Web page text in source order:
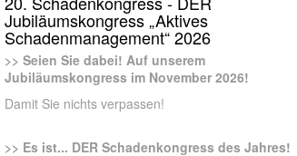
Jubiläumskongress „Aktives
Schadenmanagement“ 2026
>> Seien Sie dabei! Auf unserem
Jubiläumskongress im November 2026!
Damit Sie nichts verpassen!
>> Es ist... DER Schadenkongress des Jahres!